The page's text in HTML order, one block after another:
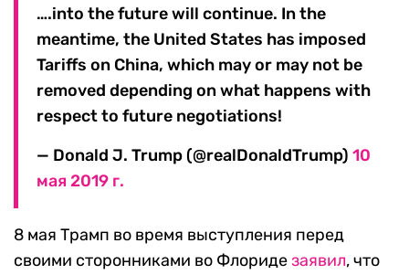
….into the future will continue. In the
meantime, the United States has imposed
Tariffs on China, which may or may not be
removed depending on what happens with
respect to future negotiations!
— Donald J. Trump (@realDonaldTrump) 10
мая 2019 г.
8 мая Трамп во время выступления перед
своими сторонниками во Флоридезаявил, что